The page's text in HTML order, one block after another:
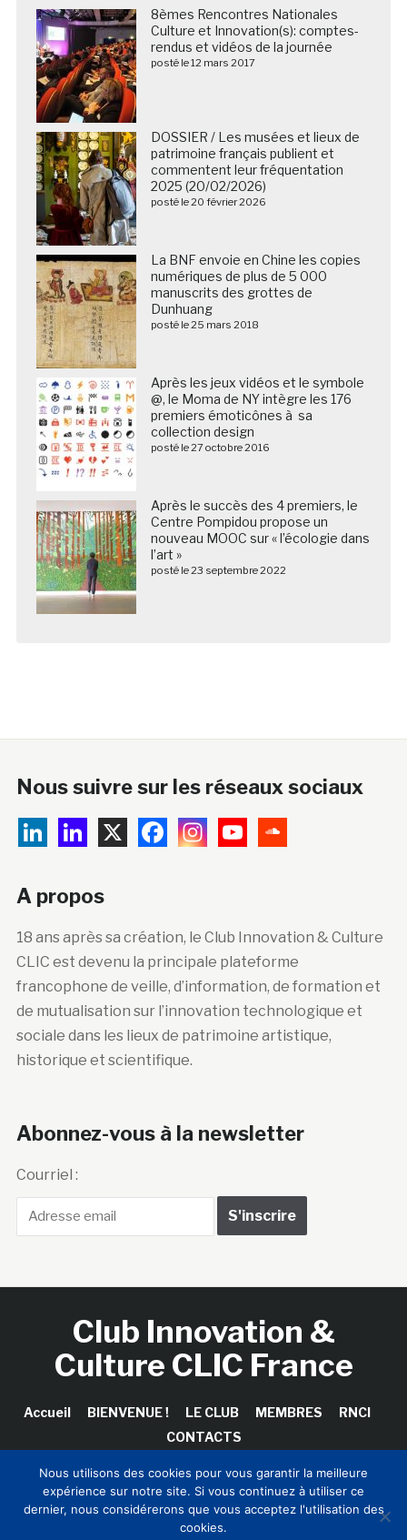
8èmes Rencontres Nationales
Culture et Innovation(s): comptes-
rendus et vidéos de la journée
posté le 12 mars 2017
DOSSIER / Les musées et lieux de
patrimoine français publient et
commentent leur fréquentation
2025 (20/02/2026)
posté le 20 février 2026
La BNF envoie en Chine les copies
numériques de plus de 5 000
manuscrits des grottes de
Dunhuang
posté le 25 mars 2018
Après les jeux vidéos et le symbole
@, le Moma de NY intègre les 176
premiers émoticônes à sa
collection design
posté le 27 octobre 2016
Après le succès des 4 premiers, le
Centre Pompidou propose un
nouveau MOOC sur « l’écologie dans
l’art »
posté le 23 septembre 2022
Nous suivre sur les réseaux sociaux
A propos
18 ans après sa création, le Club Innovation & Culture
CLIC est devenu la principale plateforme
francophone de veille, d’information, de formation et
de mutualisation sur l’innovation technologique et
sociale dans les lieux de patrimoine artistique,
historique et scientifique.
Abonnez-vous à la newsletter
Courriel :
Club Innovation &
Culture CLIC France
Accueil BIENVENUE ! LE CLUB MEMBRES
RNCI
CONTACTS
Copyright © 2026 Club Innovation & Culture CLIC France /
Sinapses Conseils
Nous utilisons des cookies pour vous garantir la meilleure
expérience sur notre site. Si vous continuez à utiliser ce
dernier, nous considérerons que vous acceptez l'utilisation des
cookies.